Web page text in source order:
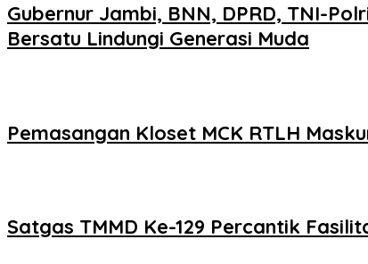
Gubernur Jambi, BNN, DPRD, TNI-
Bersatu Lindungi Generasi Muda
Pemasangan Kloset MCK RTLH
Satgas TMMD Ke-129 Percantik